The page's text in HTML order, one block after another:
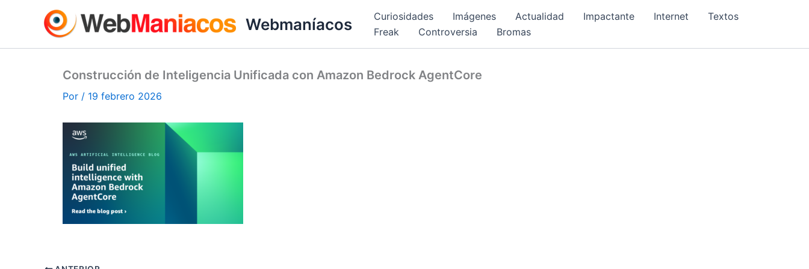
Webmaníacos Curiosidades Imágenes Actualidad Impactante Internet
Textos
Freak
Controversia Bromas
Construcción de Inteligencia Unificada con Amazon Bedrock AgentCore
Por / 19 febrero 2026